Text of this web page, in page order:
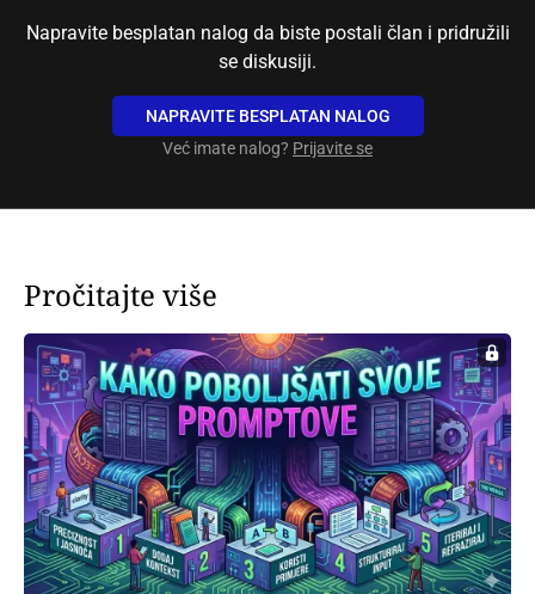
Napravite besplatan nalog da biste postali član i pridružili
se diskusiji.
NAPRAVITE BESPLATAN NALOG
Već imate nalog? Prijavite se
Pročitajte više